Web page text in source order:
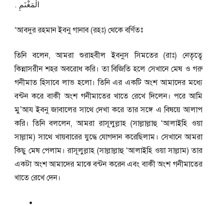
الْمَغْنَمِ ‏.‏
‘আবদুর রহমান ইবনু গানাব (রহঃ) থেকে বর্ণিতঃ
তিনি বলেন, আমরা শুরাহবীল ইবনুস সিমতের (রাঃ) নেতৃত্বে
কিন্নাসরীন শহর অবরোধ করি। তা বিজিতি হলে সেখানে মেষ ও গরু
গনীমাত হিসাবে লাভ হলো। তিনি এর একটি অংশ আমাদের মধ্যে
বন্টন করে বাকী অংশ গনীমাতের খাতে রেখে দিলেন। পরে আমি
মু’আয ইবনু জাবালের সাথে দেখা করে তার সঙ্গে এ বিষয়ে আলাপ
করি। তিনি বললেন, আমরা রাসূলুল্লাহ (সাল্লাল্লাহু ‘আলাইহি ওয়া
সাল্লাম) সাথে খায়বারের যুদ্ধে যোগদান করেছিলাম। সেখানে আমরা
কিছু মেষ পেলাম। রাসূলুল্লাহ (সাল্লাল্লাহু ‘আলাইহি ওয়া সাল্লাম) তার
একটা অংশ আমাদের মাঝে বন্টন করেন এবং বাকী অংশ গনীমাতের
খাতে রেখে দেন।